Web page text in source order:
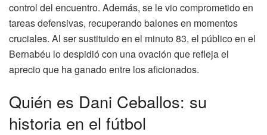
control del encuentro. Además, se le vio comprometido en
tareas defensivas, recuperando balones en momentos
cruciales. Al ser sustituido en el minuto 83, el público en el
Bernabéu lo despidió con una ovación que refleja el
aprecio que ha ganado entre los aficionados.
Quién es Dani Ceballos: su
historia en el fútbol